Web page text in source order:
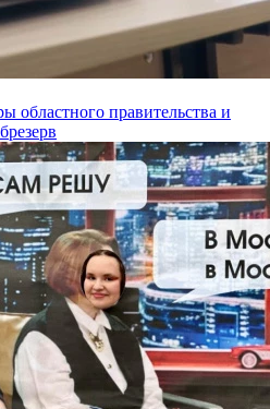
областного правительства и